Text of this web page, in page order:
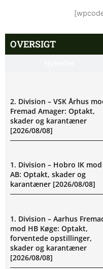
OVERSIGT
2. Division – VSK Århus
Fremad Amager: Optakt,
skader og karantæner
[2026/08/08]
1. Division – Hobro IK mod
AB: Optakt, skader og
karantæner [2026/08/08]
1. Division – Aarhus
mod HB Køge: Optakt,
forventede opstillinger,
skader og karantæner
[2026/08/08]